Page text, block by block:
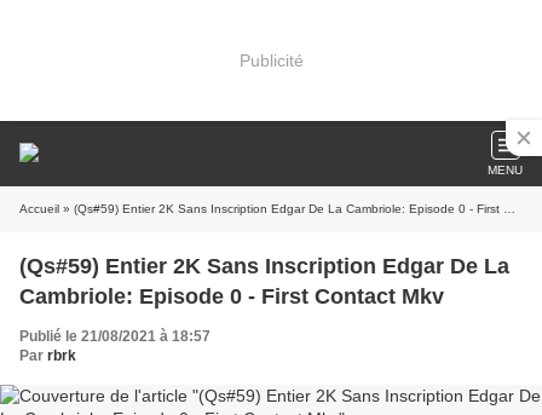
Publicité
MENU
Accueil » (Qs#59) Entier 2K Sans Inscription Edgar De La Cambriole: Episode 0 - First Contact Mkv
(Qs#59) Entier 2K Sans Inscription Edgar De La
Cambriole: Episode 0 - First Contact Mkv
Publié le 21/08/2021 à 18:57
Par rbrk